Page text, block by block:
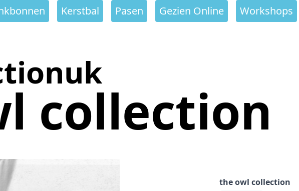
Kerstbal Pasen Gezien Online Workshops
collection
the owl collection